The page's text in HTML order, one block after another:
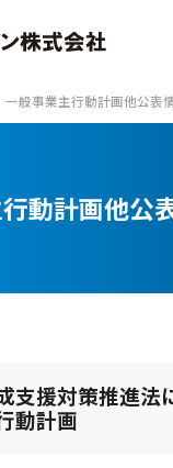
一般事業主行動計画他公表
動計画他公
支援対策推進法
動計画